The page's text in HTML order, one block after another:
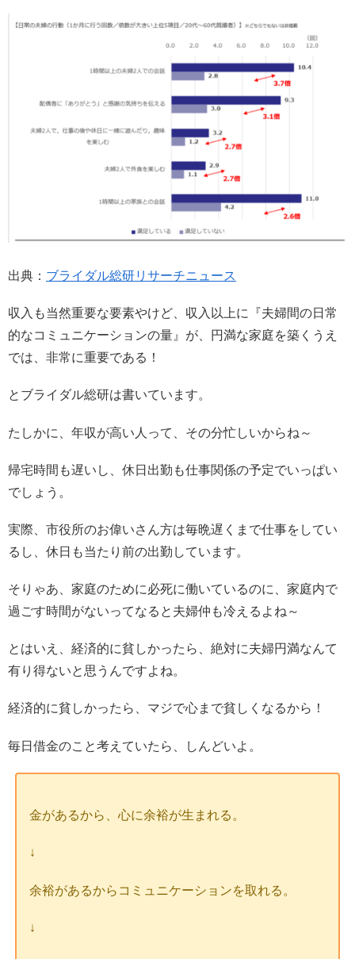
出典： ブライダル総研リサーチニュース
収入も当然重要な要素やけど、収入以上に『夫婦間の日常
的なコミュニケーションの量』が、円満な家庭を築くうえ
では、非常に重要である！
とブライダル総研は書いています。
たしかに、年収が高い人って、その分忙しいからね～
帰宅時間も遅いし、休日出勤も仕事関係の予定でいっぱい
でしょう。
実際、市役所のお偉いさん方は毎晩遅くまで仕事をしてい
るし、休日も当たり前の出勤しています。
そりゃあ、家庭のために必死に働いているのに、家庭内で
過ごす時間がないってなると夫婦仲も冷えるよね～
とはいえ、経済的に貧しかったら、絶対に夫婦円満なんて
有り得ないと思うんですよね。
経済的に貧しかったら、マジで心まで貧しくなるから！
毎日借金のこと考えていたら、しんどいよ。
金があるから、心に余裕が生まれる。
↓
余裕があるからコミュニケーションを取れる。
↓